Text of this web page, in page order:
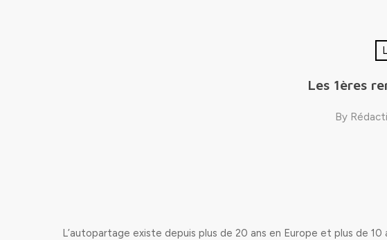
Les 1ères
By
L’autopartage existe depuis plus de 20 ans en Europe et plus de